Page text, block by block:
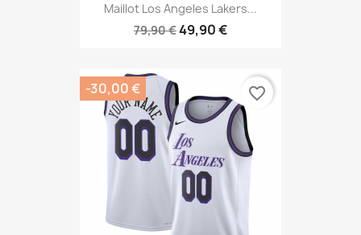
Maillot Los Angeles Lakers...
79,90 €49,90 €
-30,00 € favorite_border